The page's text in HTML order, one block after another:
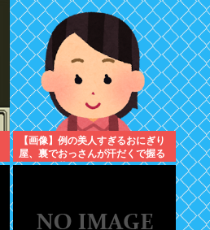
【画像】例の美人すぎるおにぎり
屋、裏でおっさんが汗だくで握る
超ド級の共同作業だったwww